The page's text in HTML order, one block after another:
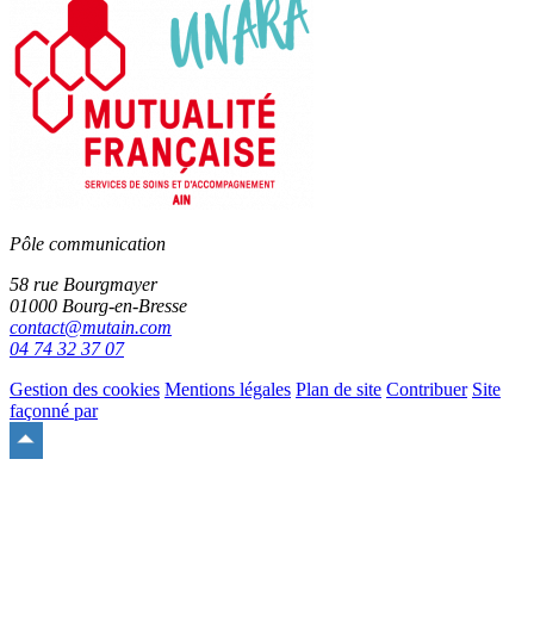
Pôle communication
58 rue Bourgmayer
01000 Bourg-en-Bresse
contact@mutain.com
04 74 32 37 07
Gestion des cookies Mentions légales Plan de site Contribuer Site
façonné par